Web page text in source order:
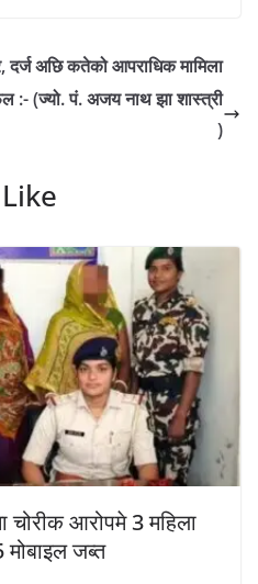
दर्ज अछि कतेको आपराधिक मामिला
(ज्यो. पं. अजय नाथ झा शास्त्री
)
चोरीक आरोपमे 3 महिला
जब्त